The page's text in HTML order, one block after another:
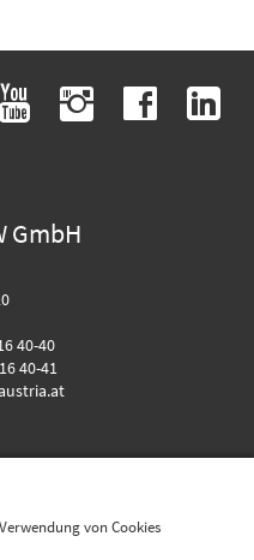
youtube instagram facebook linkedin
GmbH
40-40
40-41
von Cookies